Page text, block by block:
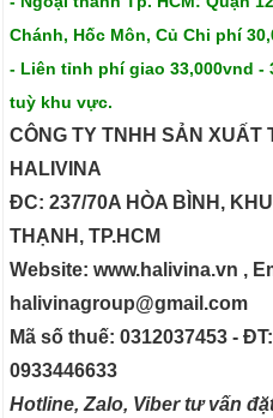
Chánh, Hốc Môn, Củ Chi phí
- Liên tỉnh phí giao 33,000vnd -
tuỳ khu vực.
CÔNG TY TNHH SẢN XUẤT
HALIVINA
ĐC: 237/70A HÒA BÌNH,
THẠNH, TP.HCM
Website: www.halivina.vn ,
halivinagroup@gmail.com
Mã số thuế: 0312037453 -
0933446633
Hotline, Zalo, Viber tư vấn